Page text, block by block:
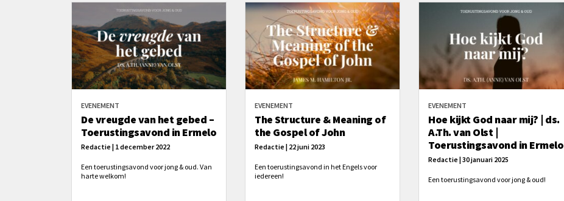
EVENEMENT
De vreugde van het gebed –
Toerustingsavond in Ermelo
Redactie | 1 december 2022
Een toerustingsavond voor jong & oud. Van
harte welkom!
EVENEMENT
The Structure & Meaning of
the Gospel of John
Redactie | 22 juni 2023
Een toerustingsavond in het Engels voor
iedereen!
EVENEMENT
Hoe kijkt God naar mij? | ds.
A.Th. van Olst |
Toerustingsavond in Ermelo
Redactie | 30 januari 2025
Een toerustingsavond voor jong & oud!